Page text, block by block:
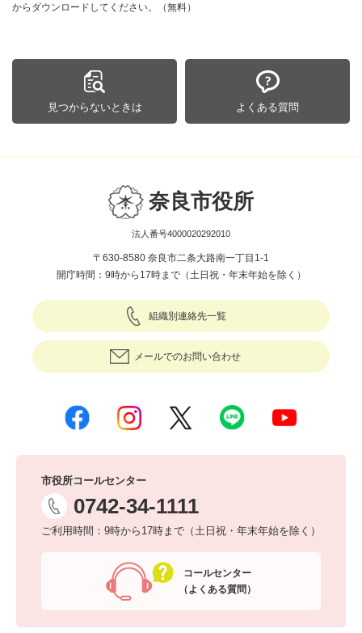
からダウンロードしてください。（無料）
見つからないときは よくある質問
奈良市役所
法人番号4000020292010
〒630-8580 奈良市二条大路南一丁目1-1
開庁時間：9時から17時まで（土日祝・年末年始を除く）
組織別連絡先一覧
メールでのお問い合わせ
市役所コールセンター
0742-34-1111
ご利用時間：9時から17時まで（土日祝・年末年始を除く）
コールセンター
（よくある質問）